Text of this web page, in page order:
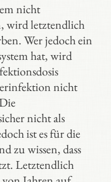
nicht
wird letztendlich
Wer jedoch ein
hat, wird
nicht
nicht als
ist es für die
zu wissen, dass
Letztendlich